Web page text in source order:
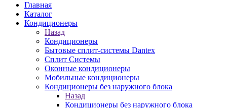
Главная
Каталог
Кондиционеры
Назад
Кондиционеры
Бытовые сплит-системы Dantex
Сплит Системы
Оконные кондиционеры
Мобильные кондиционеры
Кондиционеры без наружного блока
Назад
Кондиционеры без наружного блока